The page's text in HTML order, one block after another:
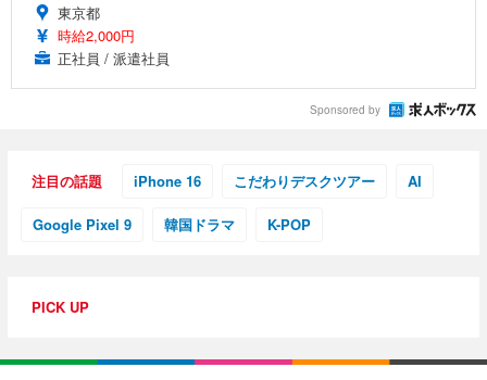
東京都
時給2,000円
正社員 / 派遣社員
Sponsored by
注目の話題 iPhone 16 こだわりデスクツアー AI
Google Pixel 9 韓国ドラマ K-POP
PICK UP